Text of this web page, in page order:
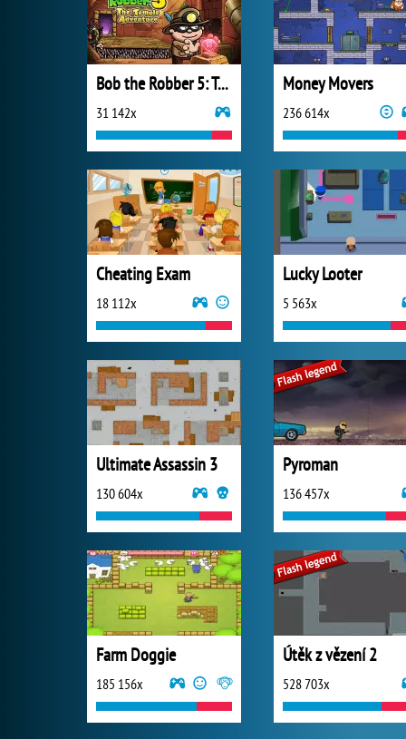
Bob the Robber 5: Temple Adventure
31 142x
Money Movers
236 614x
Cheating Exam
18 112x
Lucky Looter
5 563x
Ultimate Assassin 3
130 604x
Pyroman
136 457x
Farm Doggie
185 156x
Útěk z vězení 2
528 703x